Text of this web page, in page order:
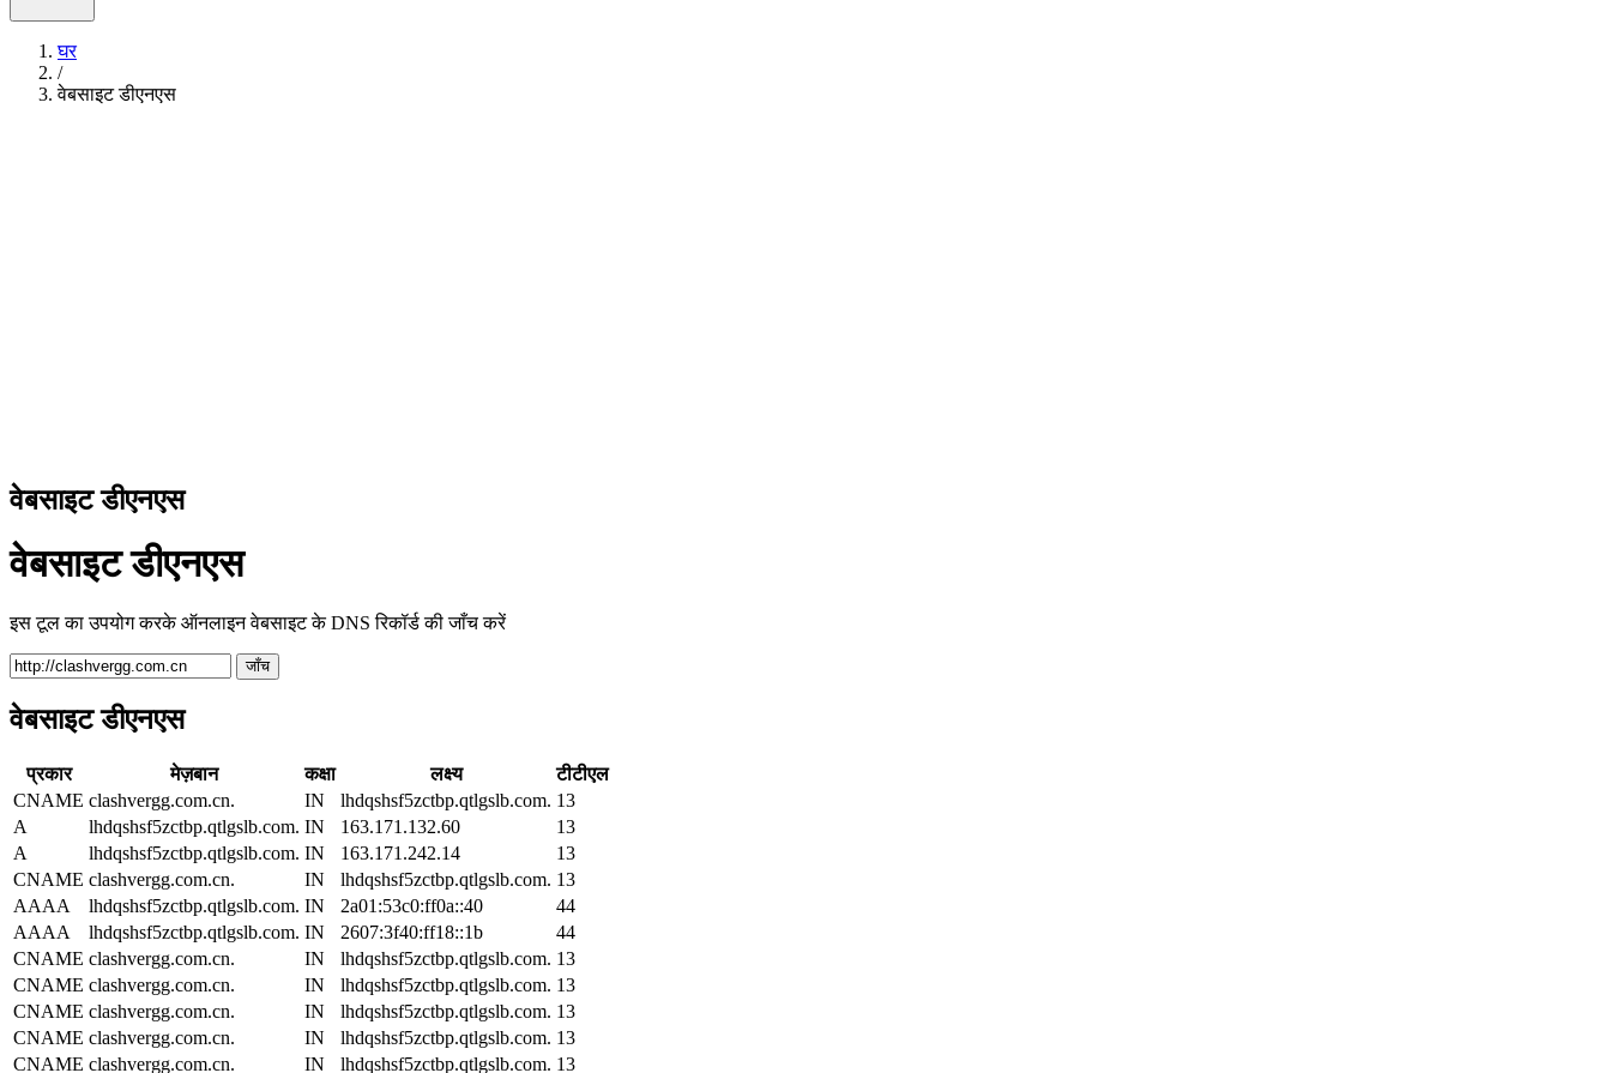
घर
/
वेबसाइट डीएनएस
वेबसाइट डीएनएस
वेबसाइट डीएनएस
इस टूल का उपयोग करके ऑनलाइन वेबसाइट के DNS रिकॉर्ड की जाँच करें
जाँच
वेबसाइट डीएनएस
प्रकार मेज़बान कक्षा लक्ष्य
टीटीएल
CNAME clashvergg.com.cn. IN lhdqshsf5zctbp.qtlgslb.com. 13
A
lhdqshsf5zctbp.qtlgslb.com. IN 163.171.132.60
13
A
lhdqshsf5zctbp.qtlgslb.com. IN 163.171.242.14
13
CNAME clashvergg.com.cn. IN lhdqshsf5zctbp.qtlgslb.com. 13
AAAA
lhdqshsf5zctbp.qtlgslb.com. IN 2a01:53c0:ff0a::40
44
AAAA
lhdqshsf5zctbp.qtlgslb.com. IN 2607:3f40:ff18::1b
44
CNAME clashvergg.com.cn. IN lhdqshsf5zctbp.qtlgslb.com. 13
CNAME clashvergg.com.cn. IN lhdqshsf5zctbp.qtlgslb.com. 13
CNAME clashvergg.com.cn. IN lhdqshsf5zctbp.qtlgslb.com. 13
CNAME clashvergg.com.cn. IN lhdqshsf5zctbp.qtlgslb.com. 13
CNAME clashvergg.com.cn. IN lhdqshsf5zctbp.qtlgslb.com. 13